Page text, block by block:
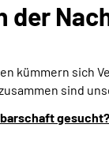
der
kümmern sich
sind
gesucht?